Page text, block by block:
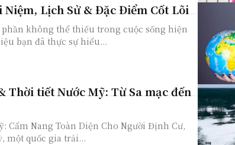
Lịch Sử & Đặc Điểm Cốt Lõi
không thể thiếu trong cuộc sống hiện
bạn đã thực sự hiểu...
Thời tiết Nước Mỹ: Từ Sa mạc đến
Cẩm Nang Toàn Diện Cho Người Định Cư,
một quốc gia trải...